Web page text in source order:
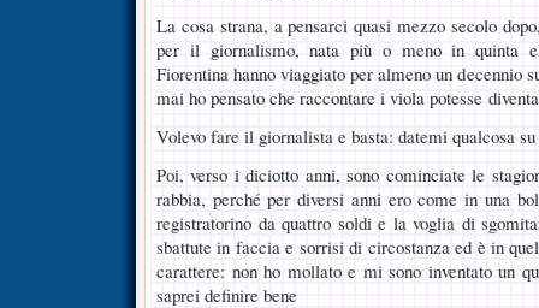
La cosa strana, a pensarci quasi mezzo secolo
per il giornalismo, nata più o meno in quinta
Fiorentina hanno viaggiato per almeno un decennio
mai ho pensato che raccontare i viola potesse
Volevo fare il giornalista e basta: datemi qualcosa
Poi, verso i diciotto anni, sono cominciate le
rabbia, perché per diversi anni ero come in una
registratorino da quattro soldi e la voglia di
sbattute in faccia e sorrisi di circostanza ed è in
carattere: non ho mollato e mi sono inventato un
saprei definire bene